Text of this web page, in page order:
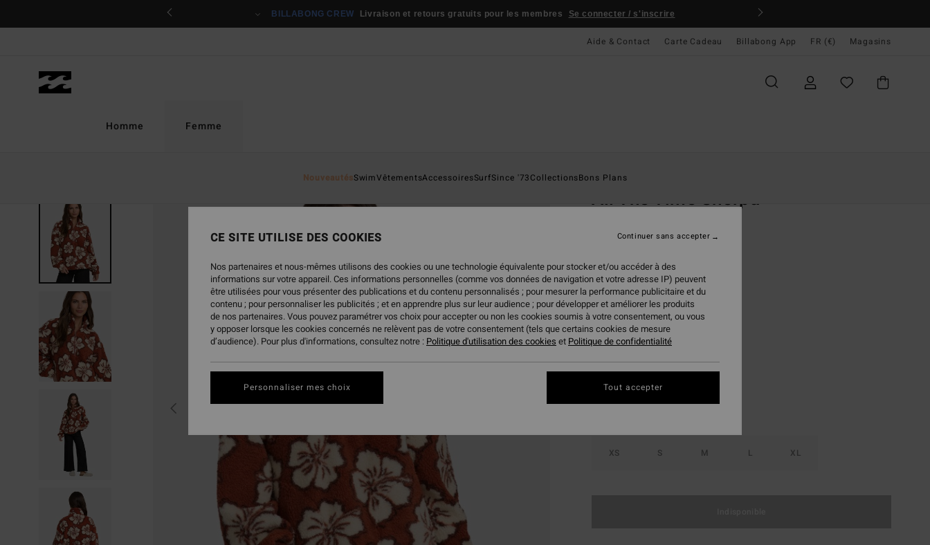
BILLABONG CREW Livraison et retours gratuits pour les membres Se connecter / s'inscrire
Aide & Contact Carte Cadeau Billabong App FR (€) Magasins
Homme Femme
NouveautésSwimVêtementsAccessoiresSurfSince '73CollectionsBons Plans
All The Time Sherpa
(10 Avis)
65,95 €
50%
32,98 €
BONS PLANS
CouleurSedona
XS S M L XL
CE SITE UTILISE DES COOKIES
Nos partenaires et nous-mêmes utilisons des cookies ou une technologie équivalente pour stocker et/ou accéder à des
informations sur votre appareil. Ces informations personnelles (comme vos données de navigation et votre adresse IP) peuvent
être utilisées pour vous présenter des publications et du contenu personnalisés ; pour mesurer la performance publicitaire et du
contenu ; pour personnaliser les publicités ; et en apprendre plus sur leur audience ; pour développer et améliorer les produits
de nos partenaires. Vous pouvez paramétrer vos choix pour accepter ou non les cookies soumis à votre consentement, ou vous
y opposer lorsque les cookies concernés ne relèvent pas de votre consentement (tels que certains cookies de mesure
d’audience). Pour plus d'informations, consultez notre : Politique d'utilisation des cookies et Politique de confidentialité
Personnaliser mes choix
Continuer sans accepter
Tout accepter